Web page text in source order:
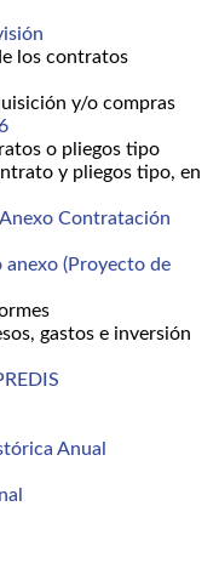
los contratos
y/o compras
o pliegos tipo
y pliegos tipo, en
Contratación
anexo (Proyecto de
gastos e inversión
Anual